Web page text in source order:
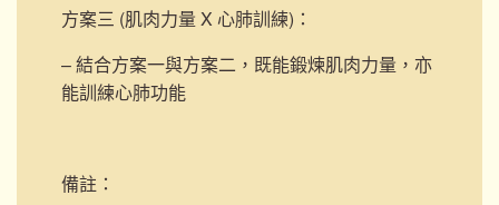
方案三 (肌肉力量 X 心肺訓練) ：
– 結合方案一與方案二，既能鍛煉肌肉力量，亦
能訓練心肺功能
備註：